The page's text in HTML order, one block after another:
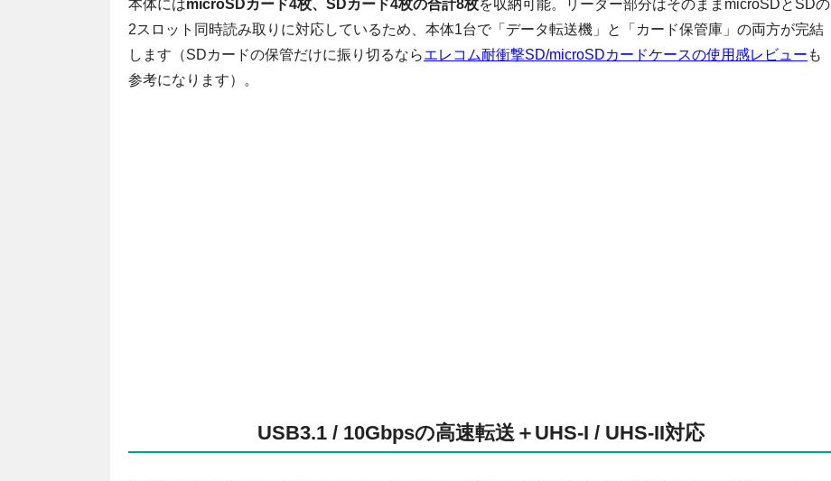
本体にはmicroSDカード4枚、SDカード4枚の合計8枚を収納可能。リーダー部分はそのままmicroSDとSDの
2スロット同時読み取りに対応しているため、本体1台で「データ転送機」と「カード保管庫」の両方が完結
します（SDカードの保管だけに振り切るならエレコム耐衝撃SD/microSDカードケースの使用感レビュー も
参考になります）。
USB3.1 / 10Gbpsの高速転送＋UHS-I / UHS-II対応